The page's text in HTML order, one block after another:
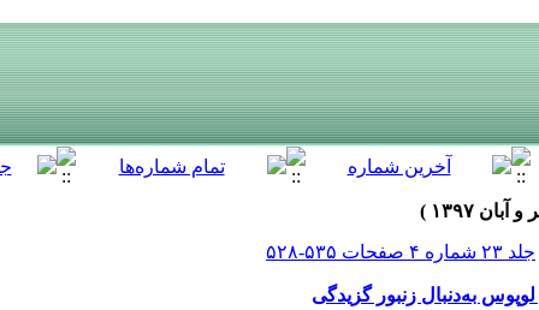
جلد ۲۳ شماره ۴ صفحات ۵۳۵-۵۲۸
به‌دنبال زنبور گزیدگی